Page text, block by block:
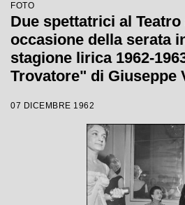
FOTO
Due spettatrici al
occasione della serata
stagione lirica 1962-
Trovatore" di Giuseppe
Giorgio De Lullo
07 DICEMBRE 1962